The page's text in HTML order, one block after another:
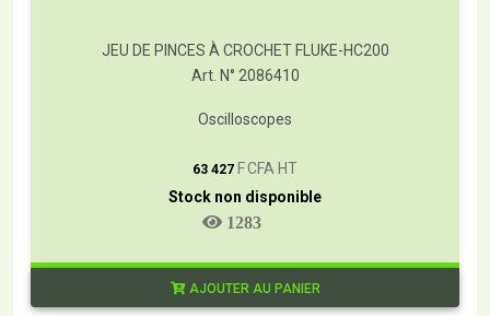
JEU DE PINCES À CROCHET FLUKE-HC200
Art. N° 2086410
Oscilloscopes
63 427 F CFA HT
Stock non disponible
1283
AJOUTER AU PANIER